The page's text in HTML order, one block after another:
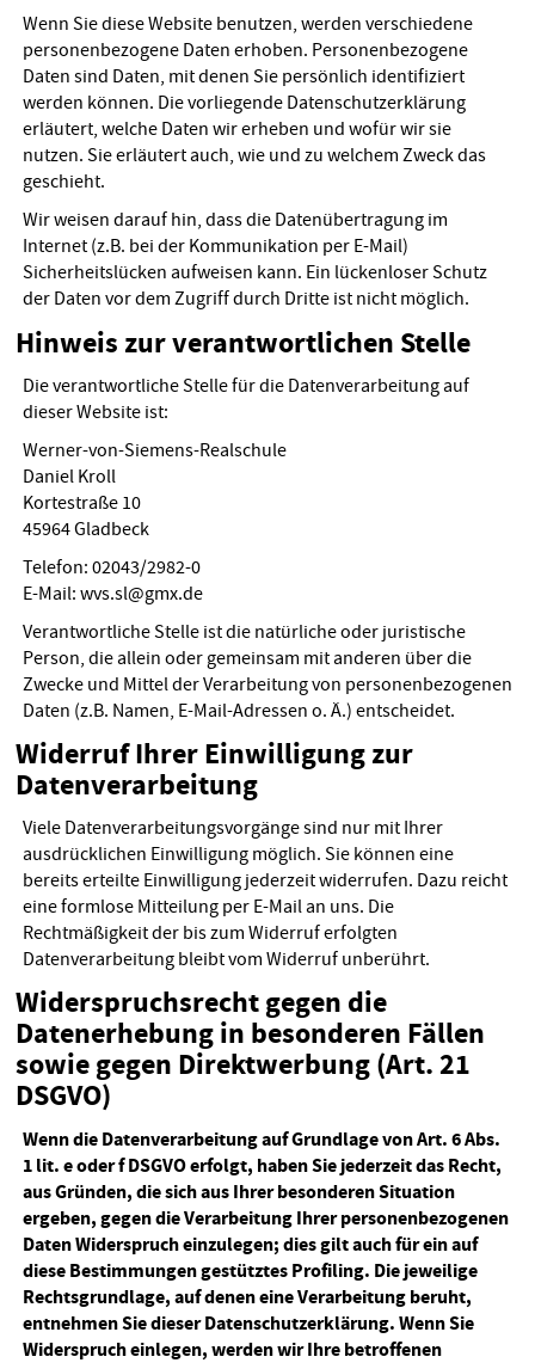
Wenn Sie diese Website benutzen, werden verschiedene
personenbezogene Daten erhoben. Personenbezogene
Daten sind Daten, mit denen Sie persönlich identifiziert
werden können. Die vorliegende Datenschutzerklärung
erläutert, welche Daten wir erheben und wofür wir sie
nutzen. Sie erläutert auch, wie und zu welchem Zweck das
geschieht.
Wir weisen darauf hin, dass die Datenübertragung im
Internet (z.B. bei der Kommunikation per E-Mail)
Sicherheitslücken aufweisen kann. Ein lückenloser Schutz
der Daten vor dem Zugriff durch Dritte ist nicht möglich.
Hinweis zur verantwortlichen Stelle
Die verantwortliche Stelle für die Datenverarbeitung auf
dieser Website ist:
Werner-von-Siemens-Realschule
Daniel Kroll
Kortestraße 10
45964 Gladbeck
Telefon: 02043/2982-0
E-Mail: wvs.sl@gmx.de
Verantwortliche Stelle ist die natürliche oder juristische
Person, die allein oder gemeinsam mit anderen über die
Zwecke und Mittel der Verarbeitung von personenbezogenen
Daten (z.B. Namen, E-Mail-Adressen o. Ä.) entscheidet.
Widerruf Ihrer Einwilligung zur
Datenverarbeitung
Viele Datenverarbeitungsvorgänge sind nur mit Ihrer
ausdrücklichen Einwilligung möglich. Sie können eine
bereits erteilte Einwilligung jederzeit widerrufen. Dazu reicht
eine formlose Mitteilung per E-Mail an uns. Die
Rechtmäßigkeit der bis zum Widerruf erfolgten
Datenverarbeitung bleibt vom Widerruf unberührt.
Widerspruchsrecht gegen die
Datenerhebung in besonderen Fällen
sowie gegen Direktwerbung (Art. 21
DSGVO)
Wenn die Datenverarbeitung auf Grundlage von Art. 6 Abs.
1 lit. e oder f DSGVO erfolgt, haben Sie jederzeit das Recht,
aus Gründen, die sich aus Ihrer besonderen Situation
ergeben, gegen die Verarbeitung Ihrer personenbezogenen
Daten Widerspruch einzulegen; dies gilt auch für ein auf
diese Bestimmungen gestütztes Profiling. Die jeweilige
Rechtsgrundlage, auf denen eine Verarbeitung beruht,
entnehmen Sie dieser Datenschutzerklärung. Wenn Sie
Widerspruch einlegen, werden wir Ihre betroffenen